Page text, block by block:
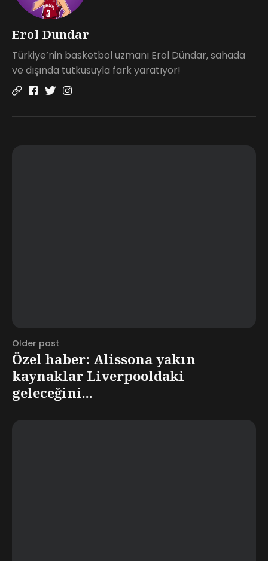
Erol Dundar
Türkiye’nin basketbol uzmanı Erol Dündar, sahada
ve dışında tutkusuyla fark yaratıyor!
Older post
Özel haber: Alissona yakın
kaynaklar Liverpooldaki
geleceğini...